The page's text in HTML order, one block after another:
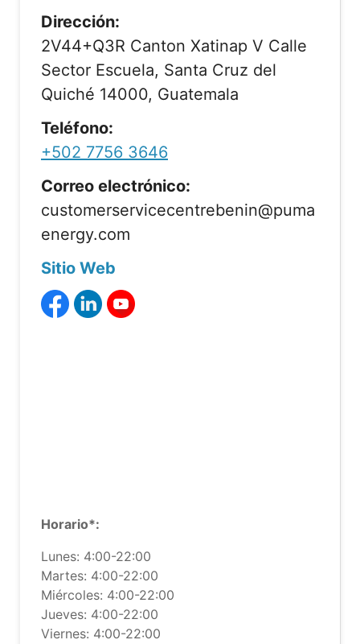
Dirección:
2V44+Q3R Canton Xatinap V Calle
Sector Escuela, Santa Cruz del
Quiché 14000, Guatemala
Teléfono:
+502 7756 3646
Correo electrónico:
customerservicecentrebenin@puma
energy.com
Sitio Web
Horario*:
Lunes: 4:00-22:00
Martes: 4:00-22:00
Miércoles: 4:00-22:00
Jueves: 4:00-22:00
Viernes: 4:00-22:00